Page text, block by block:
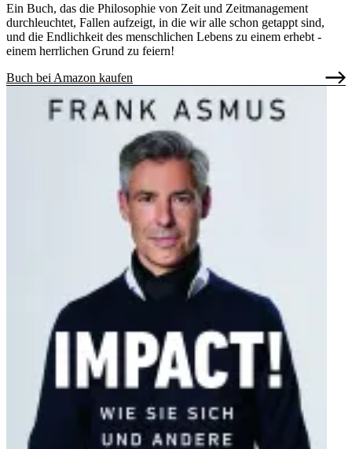
Ein Buch, das die Philosophie von Zeit und Zeitmanagement
durchleuchtet, Fallen aufzeigt, in die wir alle schon getappt sind,
und die Endlichkeit des menschlichen Lebens zu einem erhebt -
einem herrlichen Grund zu feiern!
Buch bei Amazon kaufen